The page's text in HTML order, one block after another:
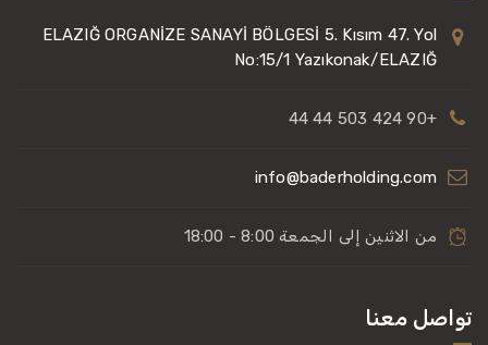
ELAZIĞ ORGANİZE SANAYİ BÖLGESİ 5. Kısım 47. Yol
No:15/1 Yazıkonak/ELAZIĞ
+90 424 503 44 44
info@baderholding.com
من الاثنين إلى الجمعة 8:00 - 18:00
تواصل معنا